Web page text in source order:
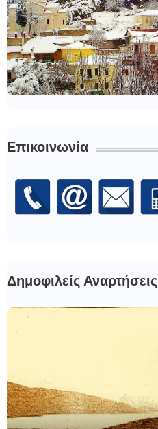
Επικοινωνία
Δημοφιλείς Αναρτήσεις